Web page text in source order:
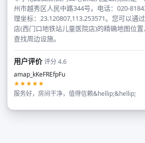
州市越秀区人民中路344号。电话：020-
理坐标：23.120807,113.253571。您可以通
店(西门口地铁站儿童医院店)的精确地图位
查找周边设施。
用户评价评分 4.6
amap_kKeFREfpFu
★★★★★
服务好，房间干净，值得信赖&hellip;&hellip;